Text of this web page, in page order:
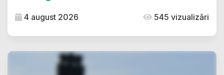
4 august 2026 545 vizualizări